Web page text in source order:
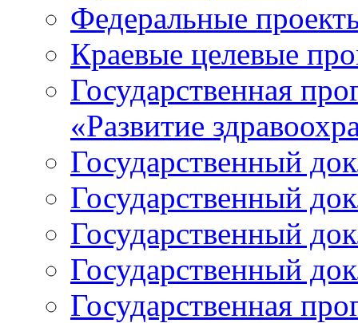
Федеральные
Краевые целевые
Государственная
«Развитие
Государственный
Государственный
Государственный
Государственный
Государственная